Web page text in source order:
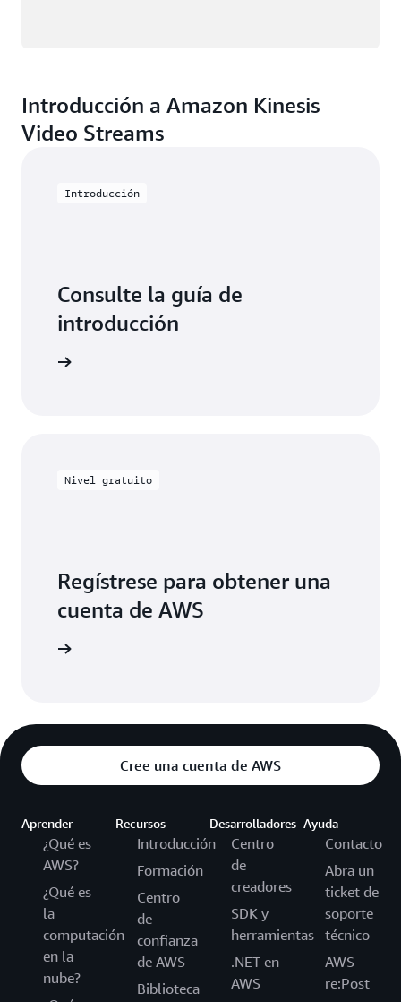
Introducción a Amazon Kinesis
Video Streams
Introducción
Consulte la guía de
introducción
Nivel gratuito
Regístrese para obtener una
cuenta de AWS
Cree una cuenta de AWS
Aprender
¿Qué es
AWS?
¿Qué es
la
computación
en la
nube?
Recursos
Introducción
Formación
Centro
de
confianza
de AWS
Biblioteca
Desarrolladores
Centro
de
creadores
SDK y
herramientas
.NET en
AWS
Ayuda
Contacto
Abra un
ticket de
soporte
técnico
AWS
re:Post